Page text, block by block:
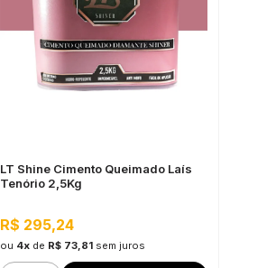
LT Shine Cimento Queimado Laís
Tenório 2,5Kg
R$ 295,24
ou 4xde R$ 73,81 sem juros